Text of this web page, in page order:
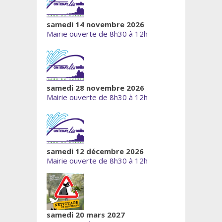
samedi 14 novembre 2026
Mairie ouverte de 8h30 à 12h
samedi 28 novembre 2026
Mairie ouverte de 8h30 à 12h
samedi 12 décembre 2026
Mairie ouverte de 8h30 à 12h
samedi 20 mars 2027